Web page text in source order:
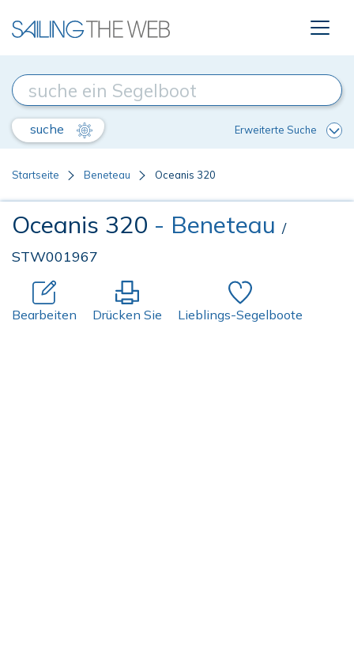
suche Erweiterte Suche
Startseite Beneteau Oceanis 320
Oceanis 320 - Beneteau /
STW001967
Bearbeiten Drücken Sie Lieblings-Segelboote